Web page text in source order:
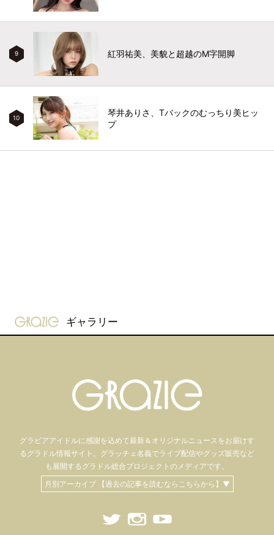
9 紅羽祐美、美貌と超越のM字開脚
10
琴井ありさ、Tバックのむっちり美ヒッ
プ
gravure-grazie
ギャラリー
グラビアアイドルに感謝を込めて最新＆オリジナルニュースをお届けす
るグラドル情報サイト。 グラッチェ名義でライブ配信やグッズ販売など
も 展開するグラドル総合プロジェクトのメディアです。
月別アーカイブ 【過去の記事を読むならこちらから】▼